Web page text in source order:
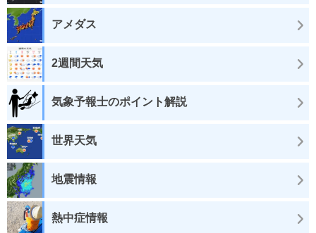
アメダス
2週間天気
気象予報士のポイント解説
世界天気
地震情報
熱中症情報